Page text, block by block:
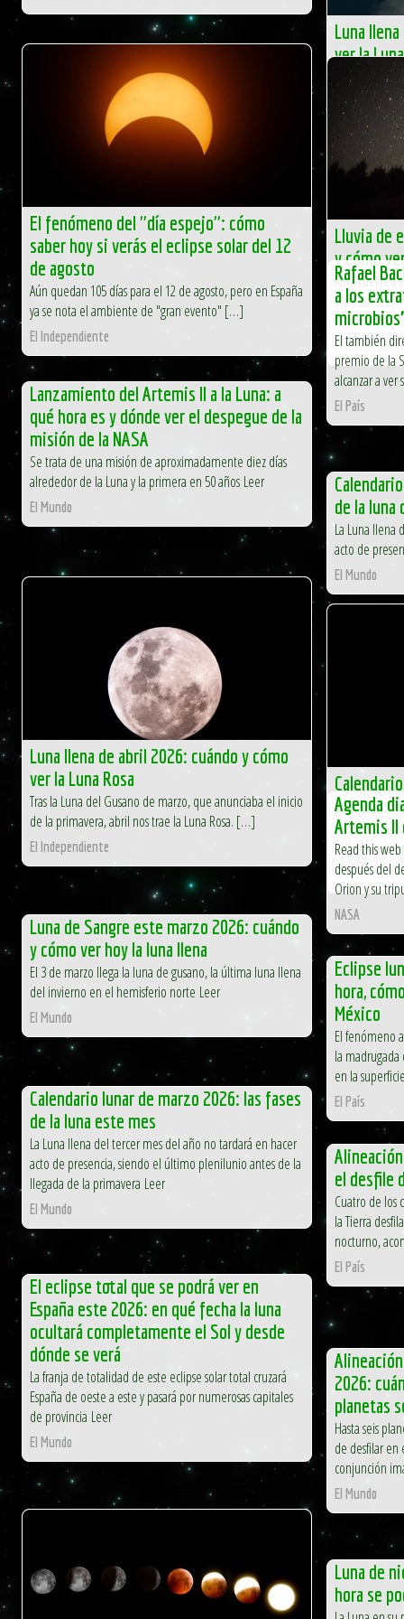
Luna
ver la
El quinto
especial
estará […]
El
El fenómeno del "día espejo": cómo
saber hoy si verás el eclipse solar del 12
de agosto
Aún quedan 105 días para el 12 de agosto, pero en España
ya se nota el ambiente de "gran evento" […]
El Independiente
Lluvia de
y cómo
Abril vuelve a
espectáculos
fenómeno,
El
Rafael
a los
El también
premio de la
alcanzar a ver
El País
Lanzamiento del Artemis II a la Luna: a
qué hora es y dónde ver el despegue de la
misión de la NASA
Se trata de una misión de aproximadamente diez días
alrededor de la Luna y la primera en 50 años Leer
El Mundo
de la luna
La Luna llena
acto de
El Mundo
Luna llena de abril 2026: cuándo y cómo
ver la Luna Rosa
Tras la Luna del Gusano de marzo, que anunciaba el inicio
de la primavera, abril nos trae la Luna Rosa. […]
El Independiente
planetas
Abril nos trae
la llegada de
El
Agenda
Artemis II
Read this
después del
Orion y su
NASA
Luna de Sangre este marzo 2026: cuándo
y cómo ver hoy la luna llena
El 3 de marzo llega la luna de gusano, la última luna llena
del invierno en el hemisferio norte Leer
El Mundo
Eclipse
hora,
México
El fenómeno
la
en la
El País
Calendario lunar de marzo 2026: las fases
de la luna este mes
La Luna llena del tercer mes del año no tardará en hacer
acto de presencia, siendo el último plenilunio antes de la
llegada de la primavera Leer
El Mundo
el desfile
Cuatro de los
la Tierra
nocturno,
El País
El eclipse total que se podrá ver en
España este 2026: en qué fecha la luna
ocultará completamente el Sol y desde
dónde se verá
La franja de totalidad de este eclipse solar total cruzará
España de oeste a este y pasará por numerosas capitales
de provincia Leer
El Mundo
2026:
planetas
Hasta seis
de desfilar
conjunción
El Mundo
Luna de
hora se